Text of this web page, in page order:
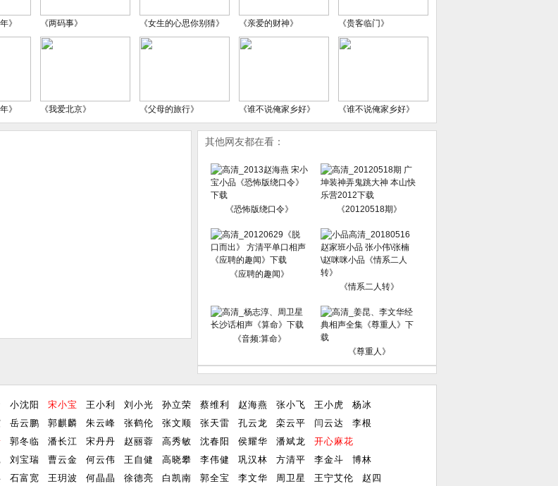
》 《两码事》 《女生的心思你别猜》 《亲爱的财神》 《贵客临门》
》 《我爱北京》 《父母的旅行》 《谁不说俺家乡好》 《谁不说俺家乡好》
其他网友都在看：
《恐怖版绕口令》 《20120518期》
《应聘的趣闻》
《情系二人转》
《音频:算命》
《尊重人》
小沈阳 宋小宝 王小利 刘小光 孙立荣 蔡维利 赵海燕 张小飞 王小虎
杨冰
岳云鹏 郭麒麟 朱云峰 张鹤伦 张文顺 张天雷 孔云龙 栾云平 闫云达
李根
郭冬临 潘长江 宋丹丹 赵丽蓉 高秀敏 沈春阳 侯耀华 潘斌龙
开心麻花
刘宝瑞 曹云金 何云伟 王自健 高晓攀 李伟健 巩汉林 方清平 李金斗
博林
石富宽 王玥波 何晶晶 徐德亮 白凯南 郭全宝 李文华 周卫星 王宁艾伦 赵四